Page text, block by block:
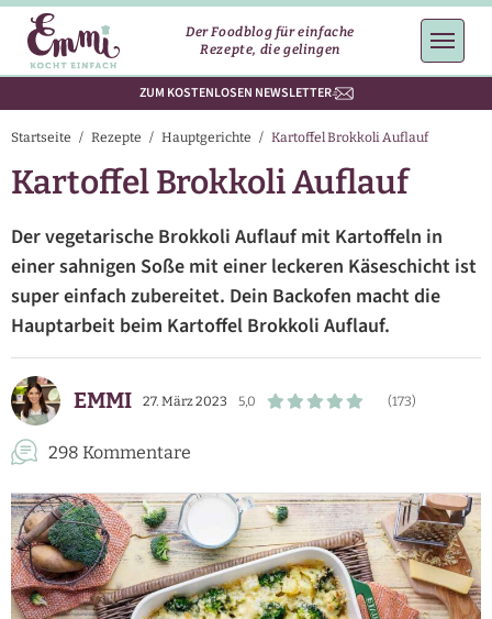
Der Foodblog für einfache
Rezepte, die gelingen
ZUM KOSTENLOSEN NEWSLETTER
Startseite / Rezepte / Hauptgerichte / Kartoffel Brokkoli Auflauf
Kartoffel Brokkoli Auflauf
Der vegetarische Brokkoli Auflauf mit Kartoffeln in
einer sahnigen Soße mit einer leckeren Käseschicht ist
super einfach zubereitet. Dein Backofen macht die
Hauptarbeit beim Kartoffel Brokkoli Auflauf.
EMMI 27. März 2023 5,0 (173)
298 Kommentare